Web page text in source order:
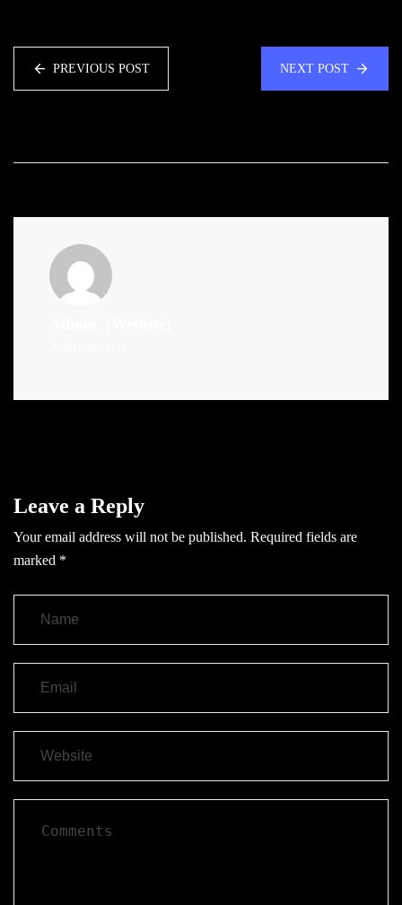
PREVIOUS POST NEXT POST
Leave a Reply
Your email address will not be published. Required fields are
marked *